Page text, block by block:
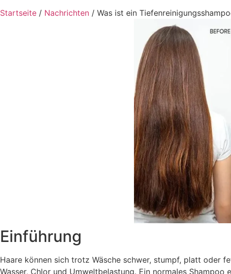
Startseite / Nachrichten / Was ist ein
Einführung
Haare können sich trotz Wäsche schwer, stumpf, platt oder
Wasser, Chlor und Umweltbelastung. Ein normales